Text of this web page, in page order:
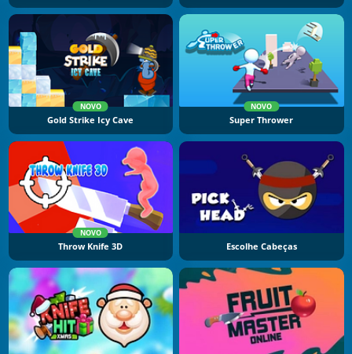
NOVO
Gold Strike Icy Cave
NOVO
Super Thrower
NOVO
Throw Knife 3D Escolhe Cabeças